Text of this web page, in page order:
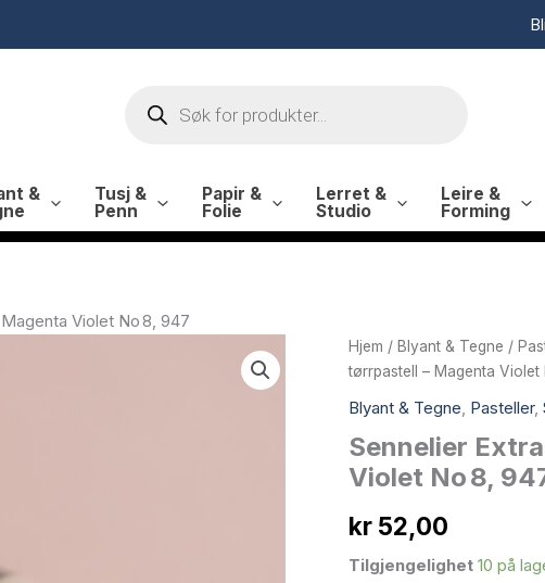
search
&
Tusj &
Penn
Papir &
Folie
Lerret &
Studio
Leire &
Forming
Violet No 8, 947
Hjem / Blyant & Tegne /
tørrpastell – Magenta Violet
Blyant & Tegne Pasteller,
Sennelier
Violet No 8,
kr 52,00
Tilgjengelighet 10 på